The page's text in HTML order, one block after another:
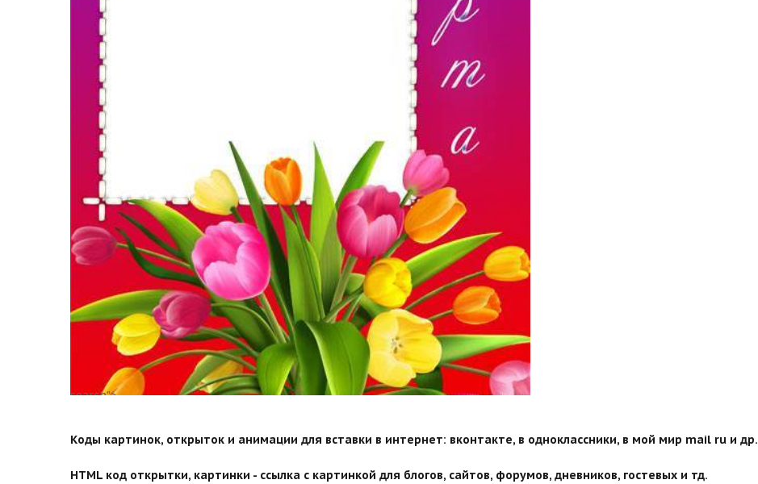
search">
Коды картинок, открыток и анимации для вставки в интернет: вконтакте, в одноклассники, в мой мир mail ru и др.
HTML код открытки, картинки - ссылка с картинкой для блогов, сайтов, форумов, дневников, гостевых и тд.